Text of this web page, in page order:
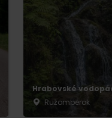
Hrabovské
Ružomberok